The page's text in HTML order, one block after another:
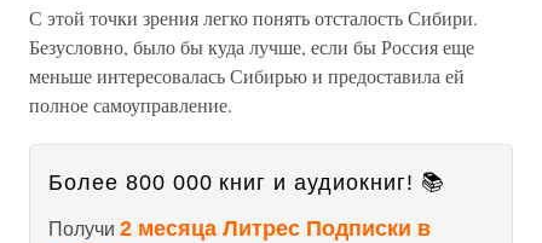
С этой точки зрения легко понять отсталость Сибири.
Безусловно, было бы куда лучше, если бы Россия еще
меньше интересовалась Сибирью и предоставила ей
полное самоуправление.
Более 800 000 книг и аудиокниг! 📚
Получи 2 месяца Литрес Подписки в